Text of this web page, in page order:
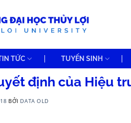
TỨC TUYỂN SINH
định của Hiệu
BỞI DATA OLD